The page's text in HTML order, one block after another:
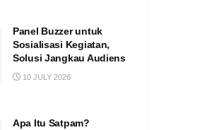
Panel Buzzer untuk
Sosialisasi Kegiatan,
Solusi Jangkau Audiens
10 JULY 2026
Apa Itu Satpam?